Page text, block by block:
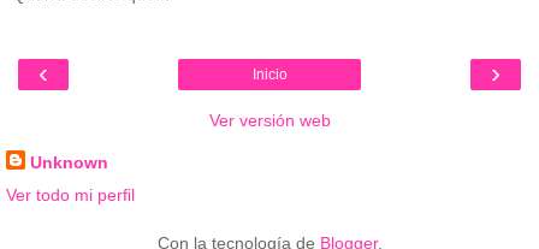
‹ ›
Inicio
Ver versión web
Unknown
Ver todo mi perfil
Con la tecnología de Blogger.